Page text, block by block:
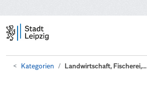
Kategorien Landwirtschaft, Fischerei,...